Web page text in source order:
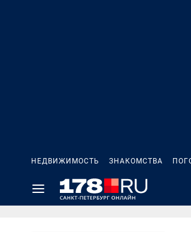
НЕДВИЖИМОСТЬ ЗНАКОМСТВА